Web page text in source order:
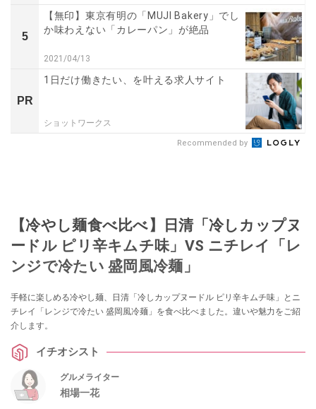
5
【無印】東京有明の「MUJI Bakery」でし
か味わえない「カレーパン」が絶品
2021/04/13
PR
1日だけ働きたい、を叶える求人サイト
ショットワークス
Recommended by
【冷やし麺食べ比べ】日清「冷しカップヌ
ードル ピリ辛キムチ味」VS ニチレイ「レ
ンジで冷たい 盛岡風冷麺」
手軽に楽しめる冷やし麺、日清「冷しカップヌードル ピリ辛キムチ味」とニ
チレイ「レンジで冷たい 盛岡風冷麺」を食べ比べました。違いや魅力をご紹
介します。
イチオシスト
グルメライター
相場一花